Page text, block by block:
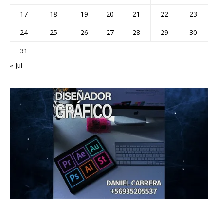
17
18 19 20 21 22
23
24
25 26 27 28 29
30
31
« Jul